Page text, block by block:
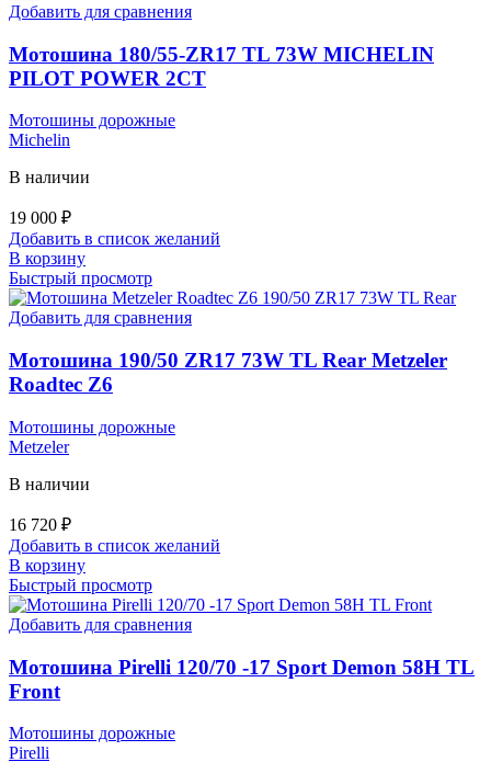
Добавить для сравнения
Мотошина 180/55-ZR17 TL 73W MICHELIN
PILOT POWER 2CT
Мотошины дорожные
Michelin
В наличии
19 000 ₽
Добавить в список желаний
В корзину
Быстрый просмотр
Добавить для сравнения
Мотошина 190/50 ZR17 73W TL Rear Metzeler
Roadtec Z6
Мотошины дорожные
Metzeler
В наличии
16 720 ₽
Добавить в список желаний
В корзину
Быстрый просмотр
Добавить для сравнения
Мотошина Pirelli 120/70 -17 Sport Demon 58H TL
Front
Мотошины дорожные
Pirelli